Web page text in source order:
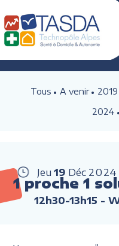
Tous A venir 2019
2024
Jeu 19 Déc 2024
1 proche 1
12h30-13h15 -